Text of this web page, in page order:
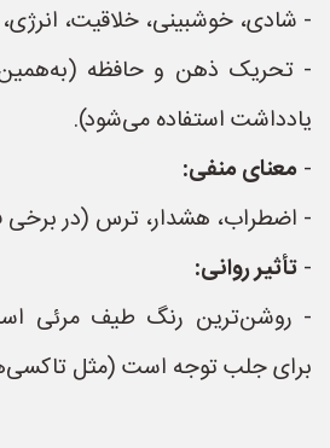
- شادی، خوشبینی، خلاقیت،
- تحریک ذهن و حافظه (به‌همین
یادداشت استفاده می‌شود).
- معنای منفی:
- اضطراب، هشدار، ترس (در برخی
- تأثیر روانی:
- روشن‌ترین رنگ طیف مرئی
برای جلب توجه است (مثل